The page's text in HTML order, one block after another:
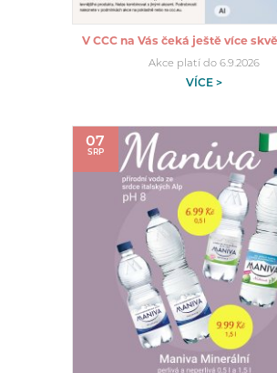
V CCC na Vás čeká ještě více
Akce platí do 6.9.2026
VÍCE >
07
SRP